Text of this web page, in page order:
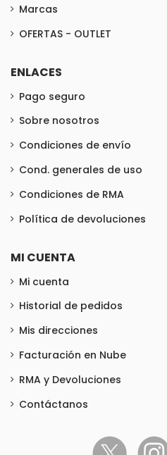
Marcas
OFERTAS - OUTLET
ENLACES
Pago seguro
Sobre nosotros
Condiciones de envío
Cond. generales de uso
Condiciones de RMA
Política de devoluciones
MI CUENTA
Mi cuenta
Historial de pedidos
Mis direcciones
Facturación en Nube
RMA y Devoluciones
Contáctanos